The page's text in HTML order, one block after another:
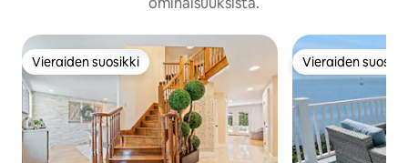
Vieraiden suosikki
Vieraiden suosikki Vieraiden
Vieraiden